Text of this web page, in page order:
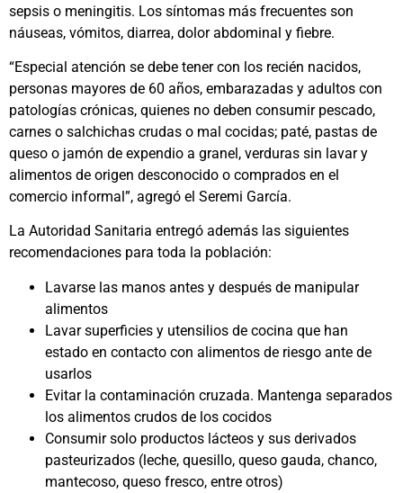
sepsis o meningitis. Los síntomas más frecuentes son
náuseas, vómitos, diarrea, dolor abdominal y fiebre.
“Especial atención se debe tener con los recién nacidos,
personas mayores de 60 años, embarazadas y adultos con
patologías crónicas, quienes no deben consumir pescado,
carnes o salchichas crudas o mal cocidas; paté, pastas de
queso o jamón de expendio a granel, verduras sin lavar y
alimentos de origen desconocido o comprados en el
comercio informal”, agregó el Seremi García.
La Autoridad Sanitaria entregó además las siguientes
recomendaciones para toda la población:
Lavarse las manos antes y después de manipular
alimentos
Lavar superficies y utensilios de cocina que han
estado en contacto con alimentos de riesgo ante de
usarlos
Evitar la contaminación cruzada. Mantenga separados
los alimentos crudos de los cocidos
Consumir solo productos lácteos y sus derivados
pasteurizados (leche, quesillo, queso gauda, chanco,
mantecoso, queso fresco, entre otros)